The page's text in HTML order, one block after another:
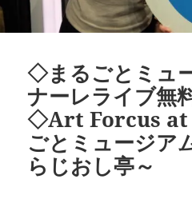
◇まるごとミュ
ナーレライブ無
◇Art Forcus at
ごとミュージア
らじおし亭～